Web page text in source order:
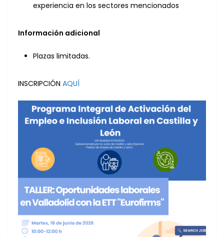
experiencia en los sectores mencionados
Información adicional
Plazas limitadas.
INSCRIPCIÓN AQUÍ